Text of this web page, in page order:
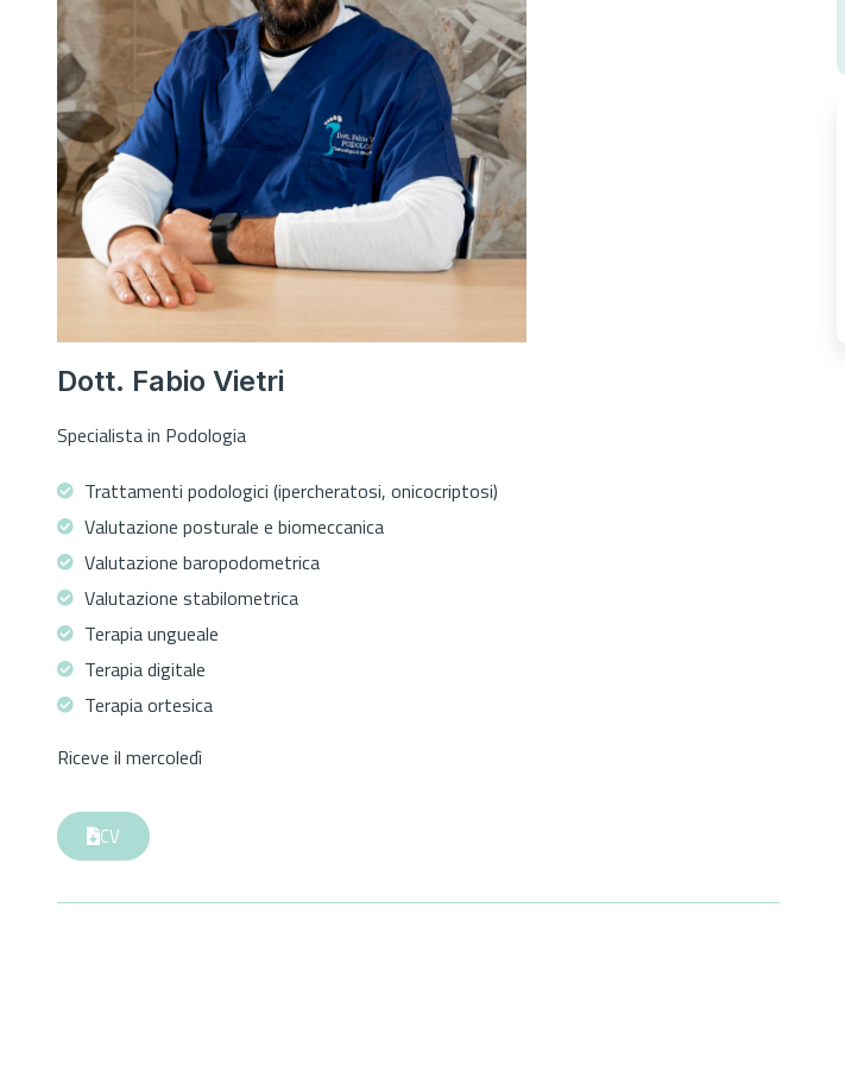
Dott. Fabio Vietri
Specialista in Podologia
Trattamenti podologici (ipercheratosi, onicocriptosi)
Valutazione posturale e biomeccanica
Valutazione baropodometrica
Valutazione stabilometrica
Terapia ungueale
Terapia digitale
Terapia ortesica
Riceve il mercoledì
CV